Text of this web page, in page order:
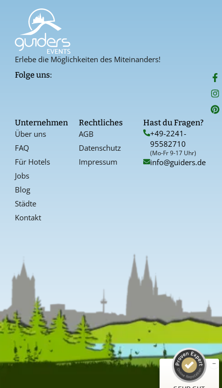
Erlebe die Möglichkeiten des Miteinanders!
Folge uns: F
a
c
e
b
I
n
s
t
a
P
i
n
t
e
Unternehmen
Über uns
FAQ
Für Hotels
Jobs
Blog
Städte
Kontakt
Rechtliches
AGB
Datenschutz
Impressum
Hast du Fragen?
+49-2241-
95582710
(Mo-Fr 9-17 Uhr)
info@guiders.de
Kundenbewertungen und Erfahrungen zu
Empfehlungen auf
ProvenExpert.com
SEHR GUT
4,66
/
5,00